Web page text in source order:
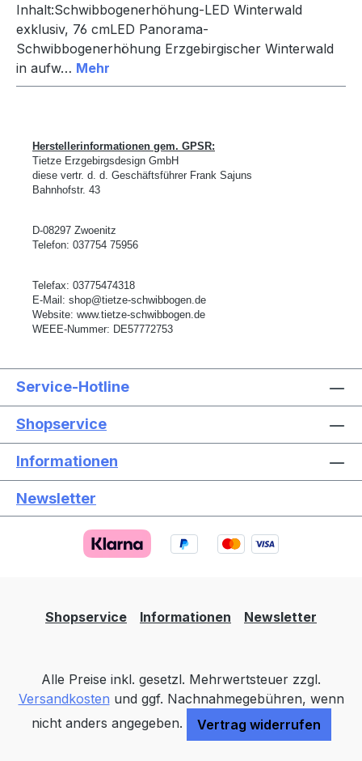
Inhalt:Schwibbogenerhöhung-LED Winterwald
exklusiv, 76 cmLED Panorama-
Schwibbogenerhöhung Erzgebirgischer Winterwald
in aufw… Mehr
Herstellerinformationen gem. GPSR:
Tietze Erzgebirgsdesign GmbH
diese vertr. d. d. Geschäftsführer Frank Sajuns
Bahnhofstr. 43
D-08297 Zwoenitz
Telefon: 037754 75956
Telefax: 03775474318
E-Mail: shop@tietze-schwibbogen.de
Website: www.tietze-schwibbogen.de
WEEE-Nummer: DE57772753
Service-Hotline
Shopservice
Informationen
Newsletter
Shopservice Informationen Newsletter
Alle Preise inkl. gesetzl. Mehrwertsteuer zzgl.
Versandkosten und ggf. Nachnahmegebühren, wenn
nicht anders angegeben.
Vertrag widerrufen
Text vergrößern
Farben invertieren Monochrom
Animationen stoppen Überschriften hervorheben
Großer Cursor Leseführung